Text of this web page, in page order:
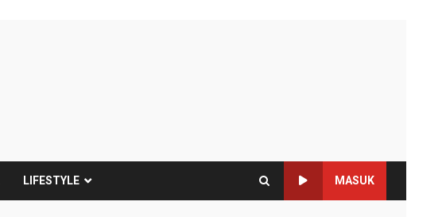
LIFESTYLE MASUK